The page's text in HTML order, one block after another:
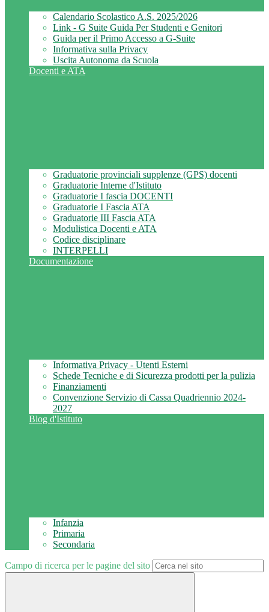
Calendario Scolastico A.S. 2025/2026
Link - G Suite Guida Per Studenti e Genitori
Guida per il Primo Accesso a G-Suite
Informativa sulla Privacy
Uscita Autonoma da Scuola
Docenti e ATA
Graduatorie provinciali supplenze (GPS) docenti
Graduatorie Interne d'Istituto
Graduatorie I fascia DOCENTI
Graduatorie I Fascia ATA
Graduatorie III Fascia ATA
Modulistica Docenti e ATA
Codice disciplinare
INTERPELLI
Documentazione
Informativa Privacy - Utenti Esterni
Schede Tecniche e di Sicurezza prodotti per la pulizia
Finanziamenti
Convenzione Servizio di Cassa Quadriennio 2024-
2027
Blog d'Istituto
Infanzia
Primaria
Secondaria
Campo di ricerca per le pagine del sito